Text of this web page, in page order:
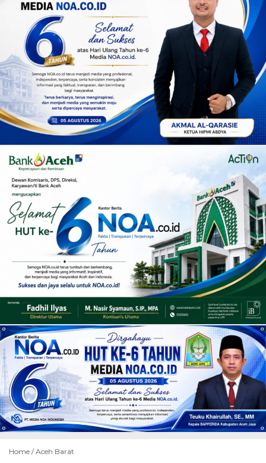
Home /Aceh Barat